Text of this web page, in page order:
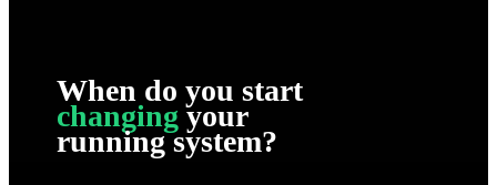
When do you start
changingyour
running system?